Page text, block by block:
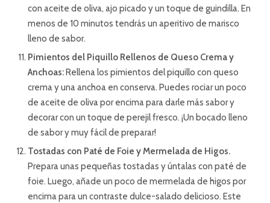
con aceite de oliva, ajo picado y un toque de guindilla. En
menos de 10 minutos tendrás un aperitivo de marisco
lleno de sabor.
Pimientos del Piquillo Rellenos de Queso Crema y
Anchoas: Rellena los pimientos del piquillo con queso
crema y una anchoa en conserva. Puedes rociar un poco
de aceite de oliva por encima para darle más sabor y
decorar con un toque de perejil fresco. ¡Un bocado lleno
de sabor y muy fácil de preparar!
Tostadas con Paté de Foie y Mermelada de Higos.
Prepara unas pequeñas tostadas y úntalas con paté de
foie. Luego, añade un poco de mermelada de higos por
encima para un contraste dulce-salado delicioso. Este